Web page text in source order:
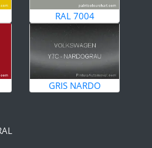
RAL 7004
GRIS NARDO